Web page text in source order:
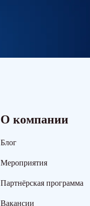
О компании
Блог
Мероприятия
Партнёрская программа
Вакансии